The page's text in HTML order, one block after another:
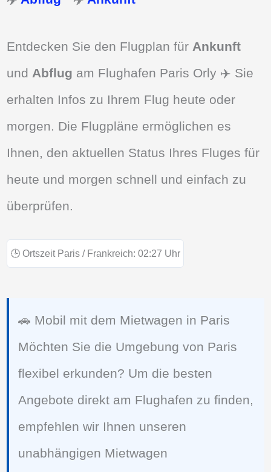
Entdecken Sie den Flugplan für Ankunft
und Abflug am Flughafen Paris Orly ✈️ Sie
erhalten Infos zu Ihrem Flug heute oder
morgen. Die Flugpläne ermöglichen es
Ihnen, den aktuellen Status Ihres Fluges für
heute und morgen schnell und einfach zu
überprüfen.
🕒 Ortszeit Paris / Frankreich: 02:27 Uhr
🚗 Mobil mit dem Mietwagen in Paris
Möchten Sie die Umgebung von Paris
flexibel erkunden? Um die besten
Angebote direkt am Flughafen zu finden,
empfehlen wir Ihnen unseren
unabhängigen Mietwagen